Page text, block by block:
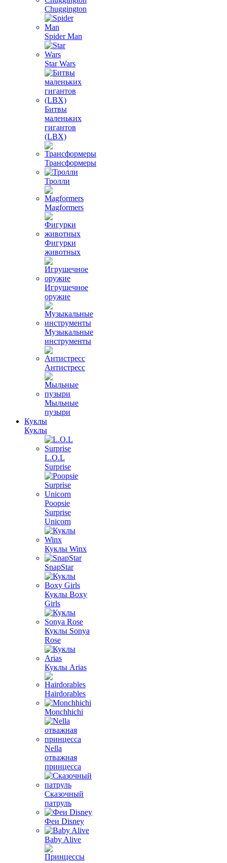
Chuggington
Spider Man
Star Wars
Битвы
маленьких
гигантов
(LBX)
Трансформеры
Тролли
Magformers
Фигурки
животных
Игрушечное
оружие
Музыкальные
инструменты
Антистресс
Мыльные
пузыри
Куклы
Куклы
L.O.L
Surprise
Poopsie
Surprise
Unicorn
Куклы Winx
SnapStar
Куклы Boxy
Girls
Куклы Sonya
Rose
Куклы Arias
Hairdorables
Monchhichi
Nella
отважная
принцесса
Сказочный
патруль
Феи Disney
Baby Alive